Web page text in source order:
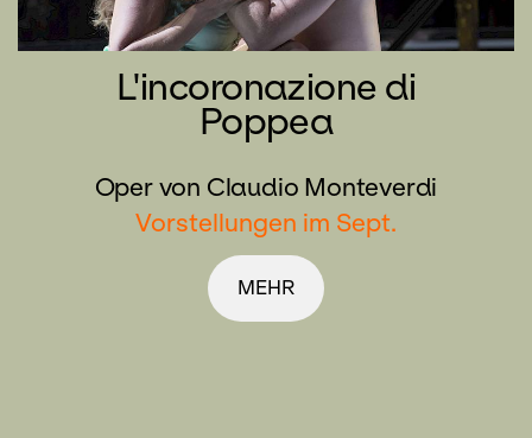
L'incoronazione di
Poppea
Oper von Claudio Monteverdi
Vorstellungen im Sept.
MEHR